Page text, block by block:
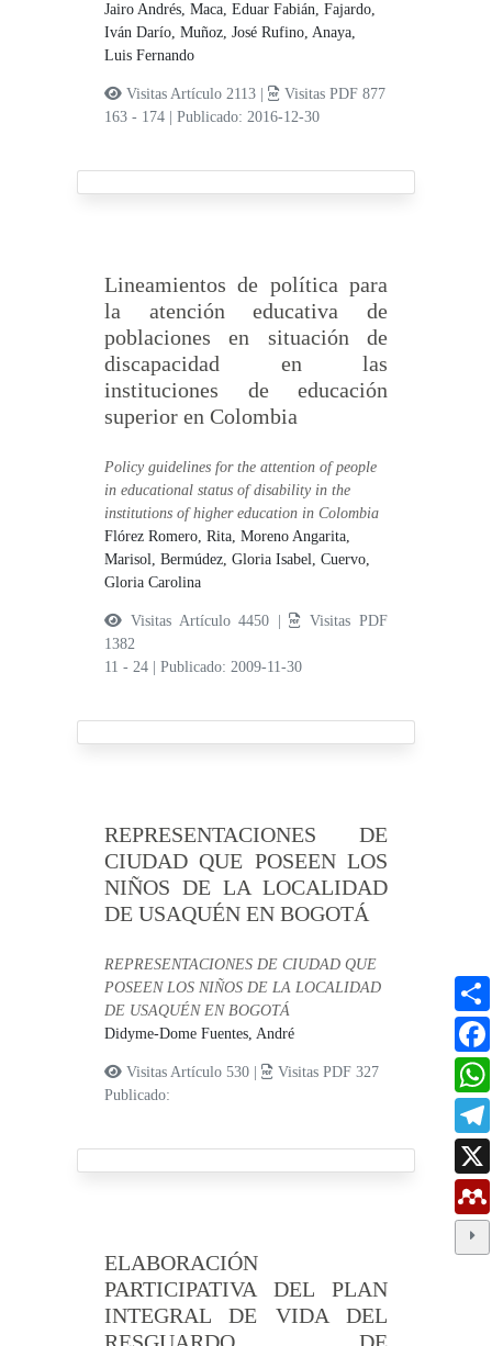
Jairo Andrés,Maca, Eduar Fabián,Fajardo,
Iván Darío,Muñoz, José Rufino,Anaya,
Luis Fernando
Visitas Artículo 2113 |
Visitas PDF 877
163 - 174
|Publicado: 2016-12-30
Lineamientos de política para
la atención educativa de
poblaciones en situación de
discapacidad en las
instituciones de educación
superior en Colombia
Policy guidelines for the attention of people
in educational status of disability in the
institutions of higher education in Colombia
Flórez Romero, Rita,Moreno Angarita,
Marisol,Bermúdez, Gloria Isabel,Cuervo,
Gloria Carolina
Visitas Artículo 4450 |
Visitas PDF
1382
11 - 24
|Publicado: 2009-11-30
REPRESENTACIONES DE
CIUDAD QUE POSEEN LOS
NIÑOS DE LA LOCALIDAD
DE USAQUÉN EN BOGOTÁ
REPRESENTACIONES DE CIUDAD QUE
POSEEN LOS NIÑOS DE LA LOCALIDAD
DE USAQUÉN EN BOGOTÁ
Didyme-Dome Fuentes, André
Visitas Artículo 530 |
Visitas PDF 327
Publicado:
ELABORACIÓN
PARTICIPATIVA DEL PLAN
INTEGRAL DE VIDA DEL